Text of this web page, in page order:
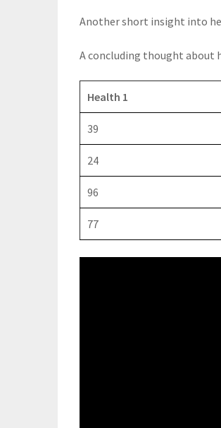
Another short insight into
A concluding thought about
Health 1
39
24
96
77